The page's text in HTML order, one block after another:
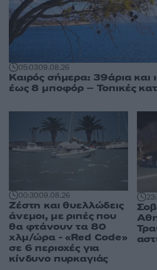
05:0309.08.26
Καιρός σήμερα: 39άρια και
έως 8 μποφόρ – Τοπικές
00:3009.08.26
Ζέστη και θυελλώδεις
άνεμοι, με ριπές που
θα φτάνουν τα 80
χλμ/ώρα - «Red Code»
σε 6 περιοχές για
κίνδυνο πυρκαγιάς